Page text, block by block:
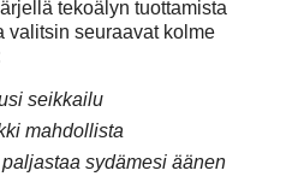
tekoälyn tuottamista
valitsin seuraavat kolme
seikkailu
mahdollista
sydämesi äänen